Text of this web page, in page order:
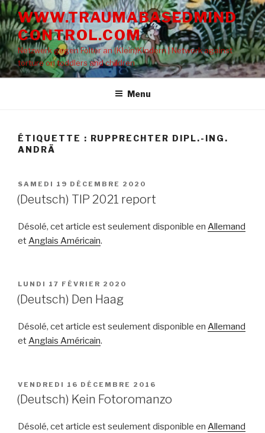
Aller
au
contenu
principal
WWW.TRAUMABASEDMIND
CONTROL.COM
Netzwerk gegen Folter an (Klein)Kindern | Network against
torture on toddlers and children
Menu
ÉTIQUETTE : RUPPRECHTER DIPL.-ING.
ANDRÄ
PUBLIÉ
LE
SAMEDI 19 DÉCEMBRE 2020
(Deutsch) TIP 2021 report
Désolé, cet article est seulement disponible en Allemand
etAnglais Américain.
PUBLIÉ
LE
LUNDI 17 FÉVRIER 2020
(Deutsch) Den Haag
Désolé, cet article est seulement disponible en Allemand
etAnglais Américain.
PUBLIÉ
LE
VENDREDI 16 DÉCEMBRE 2016
(Deutsch) Kein Fotoromanzo
Désolé, cet article est seulement disponible en Allemand